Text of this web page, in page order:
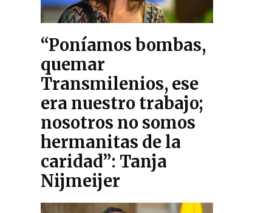
“Poníamos bombas,
quemar
Transmilenios, ese
era nuestro trabajo;
nosotros no somos
hermanitas de la
caridad”: Tanja
Nijmeijer